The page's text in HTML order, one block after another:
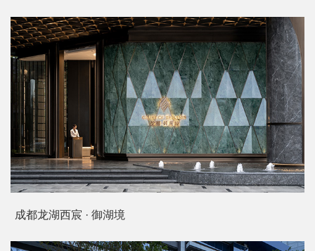
成都龙湖西宸 · 御湖境